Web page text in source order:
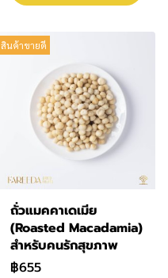
สินค้าขายดี
ถั่วแมคคาเดเมีย
(Roasted Macadamia)
สำหรับคนรักสุขภาพ
฿655